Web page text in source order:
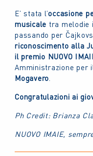
E’ stata l’occasione
musicale tra melodie
passando per
riconoscimento alla
il premio NUOVO
Amministrazione per
Mogavero
Congratulazioni ai
Ph Credit: Brianza
NUOVO IMAIE,